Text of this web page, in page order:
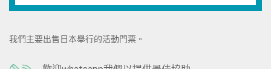
我們主要出售日本舉行的活動門票。